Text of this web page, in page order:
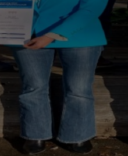
Hier können
34a 34c
AEVO
34i